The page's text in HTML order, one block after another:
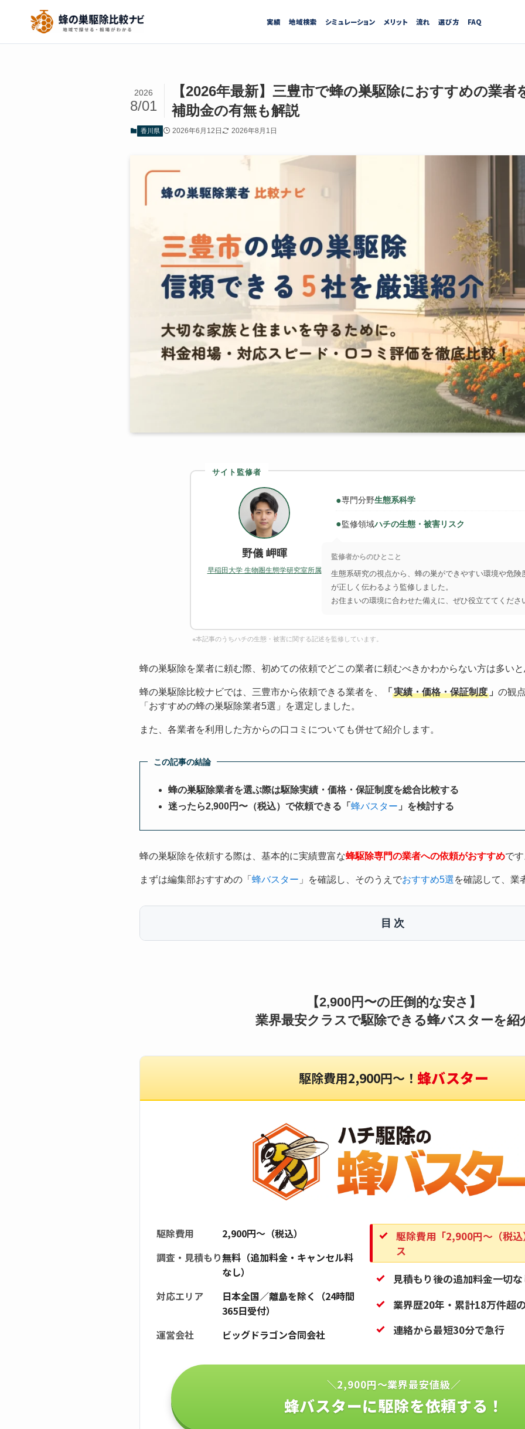
実績 地域検索 シミュレーション メリット 流れ 選び方 FAQ
【2026年最新】三豊市で蜂の巣駆除におすすめの業者
補助金の有無も解説
2026
8/01
香川県 2026年6月12日 2026年8月1日
サイト監修者
野儀 岬暉
早稲田大学 生物圏生態学研究室所属
●専門分野生態系科学
●監修領域ハチの生態・被害リスク
監修者からのひとこと
生態系研究の視点から、蜂の巣ができやすい環境や危険
が正しく伝わるよう監修しました。
お住まいの環境に合わせた備えに、ぜひ役立ててくださ
※本記事のうちハチの生態・被害に関する記述を監修しています。
蜂の巣駆除を業者に頼む際、初めての依頼でどこの業者に頼むべきかわからない方は多い
蜂の巣駆除比較ナビでは、三豊市から依頼できる業者を、 「 実績・価格・保証制度 」 の観
「おすすめの蜂の巣駆除業者5選」を選定しました。
また、各業者を利用した方からの口コミについても併せて紹介します。
この記事の結論
蜂の巣駆除業者を選ぶ際は駆除実績・価格・保証制度を総合比較する
迷ったら2,900円〜（税込）で依頼できる「 蜂バスター 」を検討する
蜂の巣駆除を依頼する際は、基本的に実績豊富な蜂駆除専門の業者への依頼がおすすめで
まずは編集部おすすめの「 蜂バスター 」を確認し、そのうえでおすすめ5選を確認して、業
目次
【2,900円〜の圧倒的な安さ】
業界最安クラスで駆除できる蜂バスターを紹
駆除費用2,900円〜！ 蜂バスター
駆除費用
2,900円〜（税込）
調査・見積もり無料（追加料金・キャンセル料
なし）
対応エリア
日本全国／離島を除く（24時間
365日受付）
運営会社
ビッグドラゴン合同会社
駆除費用「2,900円〜（税
ス
見積もり後の追加料金一切
業界歴20年・累計18万件超
連絡から最短30分で急行
＼2,900円〜業界最安値級／
蜂バスターに駆除を依頼する！